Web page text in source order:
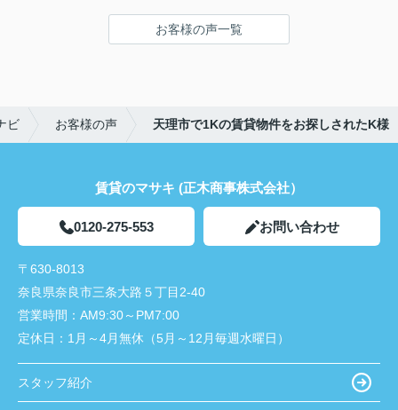
鍵の受け取りのときに、また元気(o・・o)/~お店に
お客様の声一覧
ビ お客様の声 天理市で1Kの賃貸物件をお探しされたK様
賃貸のマサキ (正木商事株式会社）
0120-275-553 お問い合わせ
〒630-8013
奈良県奈良市三条大路５丁目2-40
営業時間： AM9:30～PM7:00
定休日： 1月～4月無休（5月～12月毎週水曜日）
スタッフ紹介